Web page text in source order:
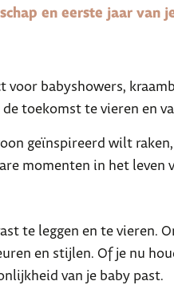
en eerste jaar van
babyshowers,
toekomst te vieren en
geïnspireerd wilt
momenten in het leven
te leggen en te vieren.
en stijlen. Of je nu
van je baby past.